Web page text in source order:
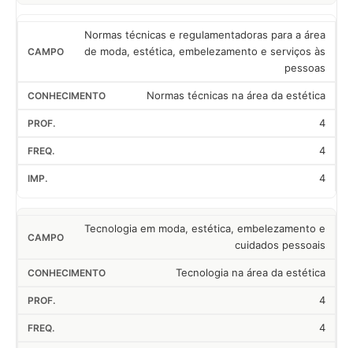
Normas técnicas e regulamentadoras para a área
de moda, estética, embelezamento e serviços às
pessoas
Normas técnicas na área da estética
4
4
4
Tecnologia em moda, estética, embelezamento e
cuidados pessoais
Tecnologia na área da estética
4
4